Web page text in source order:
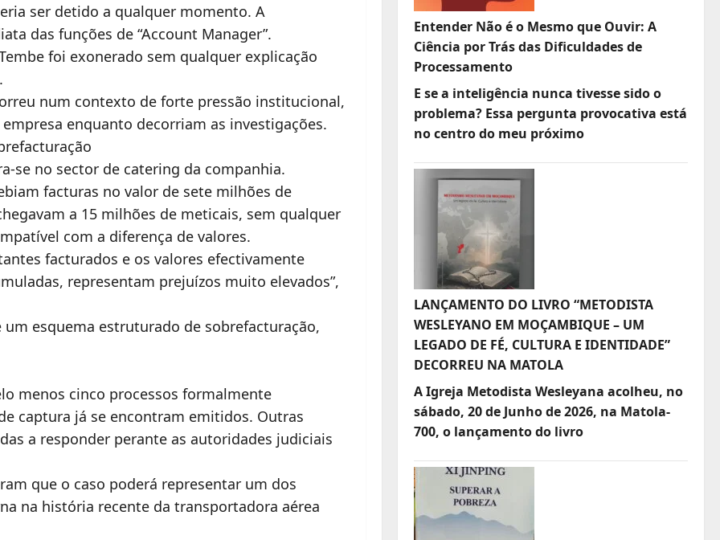
ser detido a qualquer momento. A
das funções de “Account Manager”.
foi exonerado sem qualquer explicação
num contexto de forte pressão institucional,
enquanto decorriam as investigações.
se no sector de catering da companhia.
facturas no valor de sete milhões de
a 15 milhões de meticais, sem qualquer
com a diferença de valores.
facturados e os valores efectivamente
representam prejuízos muito elevados”,
esquema estruturado de sobrefacturação,
menos cinco processos formalmente
captura já se encontram emitidos. Outras
a responder perante as autoridades judiciais
que o caso poderá representar um dos
na história recente da transportadora aérea
Entender Não é o Mesmo que Ouvir: A
Ciência por Trás das Dificuldades de
Processamento
E se a inteligência nunca tivesse sido o
problema? Essa pergunta provocativa está
no centro do meu próximo
LANÇAMENTO DO LIVRO “METODISTA
WESLEYANO EM MOÇAMBIQUE – UM
LEGADO DE FÉ, CULTURA E IDENTIDADE”
DECORREU NA MATOLA
A Igreja Metodista Wesleyana acolheu, no
sábado, 20 de Junho de 2026, na Matola-
700, o lançamento do livro